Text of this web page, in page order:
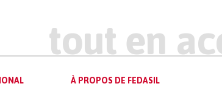
À PROPOS DE FEDASIL